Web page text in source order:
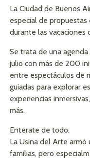
La Ciudad de Buenos
especial de propuestas
durante las vacaciones
Se trata de una
julio con más de 200
entre espectáculos de
guiadas para explorar
experiencias
más.
Enterate de todo:
La Usina del Arte armó
familias, pero